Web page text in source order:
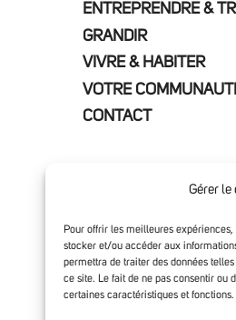
Gérer le
Pour offrir les meilleures
stocker et/ou accéder aux
permettra de traiter des données
ce site. Le fait de ne pas consentir ou
certaines caractéristiques et fonctions.
ENTREPRENDRE &
GRANDIR
VIVRE & HABITER
VOTRE
CONTACT